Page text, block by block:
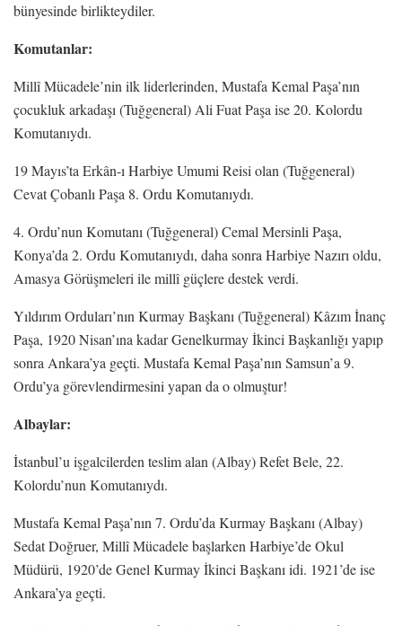
bünyesinde birlikteydiler.
Komutanlar:
Millî Mücadele’nin ilk liderlerinden, Mustafa Kemal Paşa’nın
çocukluk arkadaşı (Tuğgeneral) Ali Fuat Paşa ise 20. Kolordu
Komutanıydı.
19 Mayıs’ta Erkân-ı Harbiye Umumi Reisi olan (Tuğgeneral)
Cevat Çobanlı Paşa 8. Ordu Komutanıydı.
4. Ordu’nun Komutanı (Tuğgeneral) Cemal Mersinli Paşa,
Konya’da 2. Ordu Komutanıydı, daha sonra Harbiye Nazırı oldu,
Amasya Görüşmeleri ile millî güçlere destek verdi.
Yıldırım Orduları’nın Kurmay Başkanı (Tuğgeneral) Kâzım İnanç
Paşa, 1920 Nisan’ına kadar Genelkurmay İkinci Başkanlığı yapıp
sonra Ankara’ya geçti. Mustafa Kemal Paşa’nın Samsun’a 9.
Ordu’ya görevlendirmesini yapan da o olmuştur!
Albaylar:
İstanbul’u işgalcilerden teslim alan (Albay) Refet Bele, 22.
Kolordu’nun Komutanıydı.
Mustafa Kemal Paşa’nın 7. Ordu’da Kurmay Başkanı (Albay)
Sedat Doğruer, Millî Mücadele başlarken Harbiye’de Okul
Müdürü, 1920’de Genel Kurmay İkinci Başkanı idi. 1921’de ise
Ankara’ya geçti.